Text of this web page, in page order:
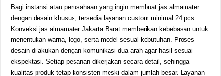
Bagi instansi atau perusahaan yang ingin membuat jas almamater
dengan desain khusus, tersedia layanan custom minimal 24 pcs.
Konveksi jas almamater Jakarta Barat memberikan kebebasan untuk
menentukan warna, logo, serta model sesuai kebutuhan. Proses
desain dilakukan dengan komunikasi dua arah agar hasil sesuai
ekspektasi. Setiap pesanan dikerjakan secara detail, sehingga
kualitas produk tetap konsisten meski dalam jumlah besar. Layanan